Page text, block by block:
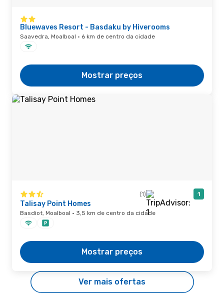
Bluewaves Resort - Basdaku by Hiverooms
Saavedra, Moalboal · 6 km de centro da cidade
Mostrar preços
(1) 1
Talisay Point Homes
Basdiot, Moalboal · 3,5 km de centro da cidade
Mostrar preços
Ver mais ofertas